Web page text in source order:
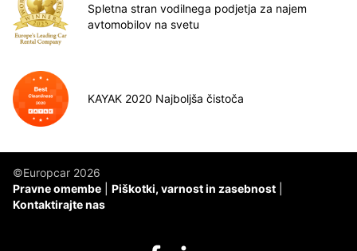
Spletna stran vodilnega podjetja za najem
avtomobilov na svetu
KAYAK 2020 Najboljša čistoča
©Europcar 2026
Pravne omembe
Piškotki, varnost in zasebnost
Kontaktirajte nas